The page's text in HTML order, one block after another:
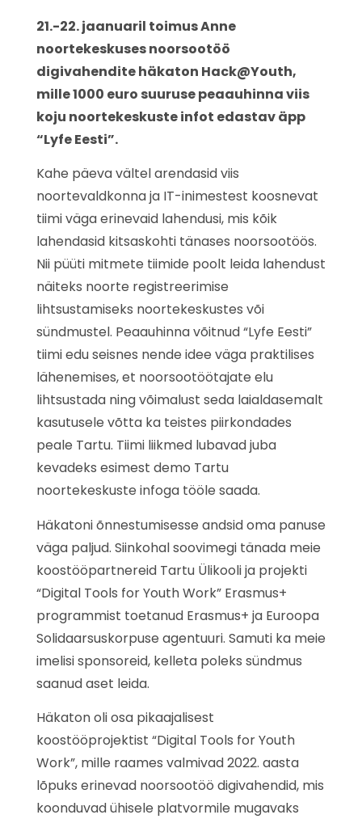
21.-22. jaanuaril toimus Anne
noortekeskuses noorsootöö
digivahendite häkaton Hack@Youth,
mille 1000 euro suuruse peaauhinna viis
koju noortekeskuste infot edastav äpp
“Lyfe Eesti”.
Kahe päeva vältel arendasid viis
noortevaldkonna ja IT-inimestest koosnevat
tiimi väga erinevaid lahendusi, mis kõik
lahendasid kitsaskohti tänases noorsootöös.
Nii püüti mitmete tiimide poolt leida lahendust
näiteks noorte registreerimise
lihtsustamiseks noortekeskustes või
sündmustel. Peaauhinna võitnud “Lyfe Eesti”
tiimi edu seisnes nende idee väga praktilises
lähenemises, et noorsootöötajate elu
lihtsustada ning võimalust seda laialdasemalt
kasutusele võtta ka teistes piirkondades
peale Tartu. Tiimi liikmed lubavad juba
kevadeks esimest demo Tartu
noortekeskuste infoga tööle saada.
Häkatoni õnnestumisesse andsid oma panuse
väga paljud. Siinkohal soovimegi tänada meie
koostööpartnereid Tartu Ülikooli ja projekti
“Digital Tools for Youth Work” Erasmus+
programmist toetanud Erasmus+ ja Euroopa
Solidaarsuskorpuse agentuuri. Samuti ka meie
imelisi sponsoreid, kelleta poleks sündmus
saanud aset leida.
Häkaton oli osa pikaajalisest
koostööprojektist “Digital Tools for Youth
Work”, mille raames valmivad 2022. aasta
lõpuks erinevad noorsootöö digivahendid, mis
koonduvad ühisele platvormile mugavaks